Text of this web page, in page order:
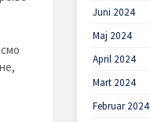
Juni 2024
Maj 2024
April 2024
Mart 2024
Februar 2024